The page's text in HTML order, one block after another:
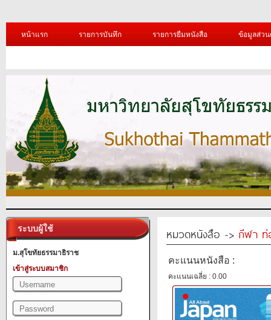
หน้าแรก รายการบันทึก รายการยืมหนังสือ ข้อมูลส่ว
ระบบผู้ใช้
ม.สุโขทัยธรรมาธิราช
เข้าสู่ระบบสมาชิก
หมวดหนังสือ -> กีฬา ท่
คะแนนหนังสือ :
คะแนนเฉลี่ย : 0.00